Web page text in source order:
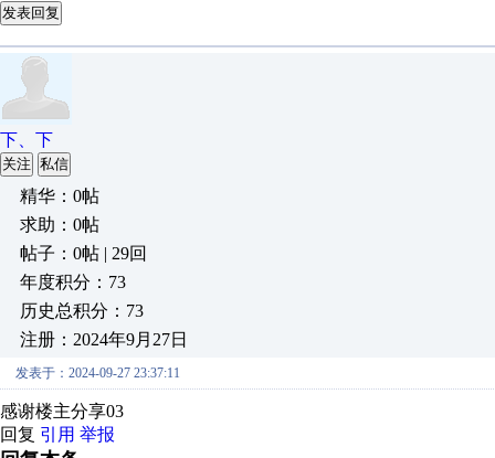
发表回复
下、下
关注 私信
精华：0帖
求助：0帖
帖子：0帖 | 29回
年度积分：73
历史总积分：73
注册：2024年9月27日
发表于：2024-09-27 23:37:11
感谢楼主分享03
回复 引用 举报